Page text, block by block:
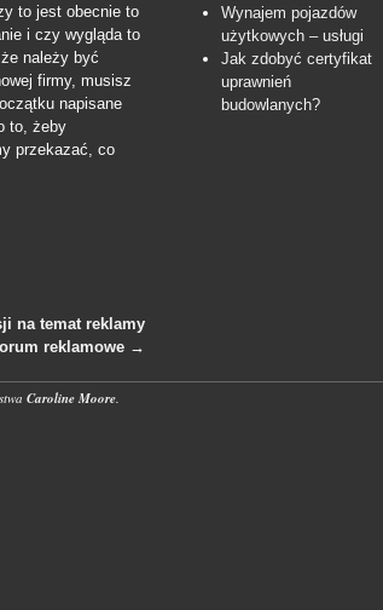
to jest obecnie to
i czy wygląda to
należy być
firmy, musisz
napisane
to, żeby
przekazać, co
na temat reklamy
reklamowe →
Wynajem pojazdów
użytkowych – usługi
Jak zdobyć certyfikat
uprawnień
budowlanych?
Caroline Moore.